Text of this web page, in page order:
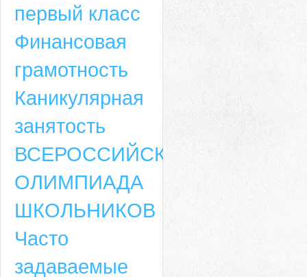
первый класс
Финансовая
грамотность
Каникулярная
занятость
ВСЕРОССИЙСКАЯ
ОЛИМПИАДА
ШКОЛЬНИКОВ
Часто
задаваемые